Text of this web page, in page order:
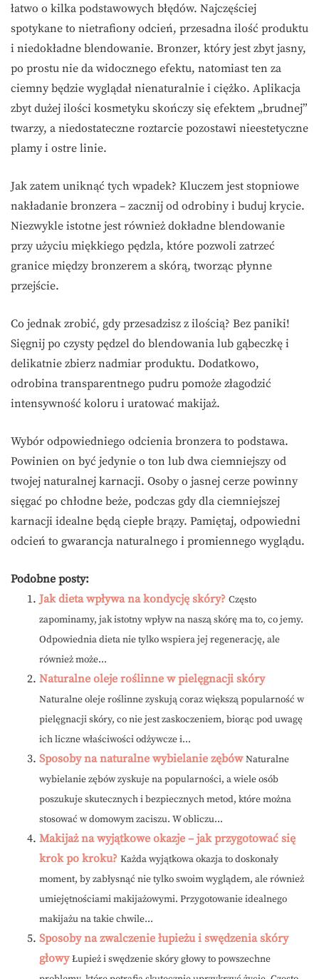
łatwo o kilka podstawowych błędów. Najczęściej
spotykane to nietrafiony odcień, przesadna ilość produktu
i niedokładne blendowanie. Bronzer, który jest zbyt jasny,
po prostu nie da widocznego efektu, natomiast ten za
ciemny będzie wyglądał nienaturalnie i ciężko. Aplikacja
zbyt dużej ilości kosmetyku skończy się efektem „brudnej”
twarzy, a niedostateczne roztarcie pozostawi nieestetyczne
plamy i ostre linie.
Jak zatem uniknąć tych wpadek? Kluczem jest stopniowe
nakładanie bronzera – zacznij od odrobiny i buduj krycie.
Niezwykle istotne jest również dokładne blendowanie
przy użyciu miękkiego pędzla, które pozwoli zatrzeć
granice między bronzerem a skórą, tworząc płynne
przejście.
Co jednak zrobić, gdy przesadzisz z ilością? Bez paniki!
Sięgnij po czysty pędzel do blendowania lub gąbeczkę i
delikatnie zbierz nadmiar produktu. Dodatkowo,
odrobina transparentnego pudru pomoże złagodzić
intensywność koloru i uratować makijaż.
Wybór odpowiedniego odcienia bronzera to podstawa.
Powinien on być jedynie o ton lub dwa ciemniejszy od
twojej naturalnej karnacji. Osoby o jasnej cerze powinny
sięgać po chłodne beże, podczas gdy dla ciemniejszej
karnacji idealne będą ciepłe brązy. Pamiętaj, odpowiedni
odcień to gwarancja naturalnego i promiennego wyglądu.
Podobne posty:
Jak dieta wpływa na kondycję skóry? Często
zapominamy, jak istotny wpływ na naszą skórę ma to, co jemy.
Odpowiednia dieta nie tylko wspiera jej regenerację, ale
również może...
Naturalne oleje roślinne w pielęgnacji skóry
Naturalne oleje roślinne zyskują coraz większą popularność w
pielęgnacji skóry, co nie jest zaskoczeniem, biorąc pod uwagę
ich liczne właściwości odżywcze i...
Sposoby na naturalne wybielanie zębów Naturalne
wybielanie zębów zyskuje na popularności, a wiele osób
poszukuje skutecznych i bezpiecznych metod, które można
stosować w domowym zaciszu. W obliczu...
Makijaż na wyjątkowe okazje – jak przygotować się
krok po kroku? Każda wyjątkowa okazja to doskonały
moment, by zabłysnąć nie tylko swoim wyglądem, ale również
umiejętnościami makijażowymi. Przygotowanie idealnego
makijażu na takie chwile...
Sposoby na zwalczenie łupieżu i swędzenia skóry
głowy Łupież i swędzenie skóry głowy to powszechne